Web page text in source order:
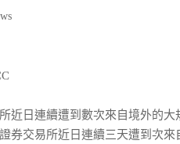
近日連續遭到數次來自境外的
券交易所近日連續三天遭到次